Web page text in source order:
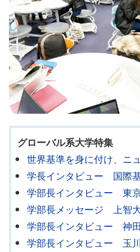
グローバル系大学特集
世界基準を身に付け、ニ
学長インタビュー 国際基
学部長インタビュー 東
学部長メッセージ 上智
学部長インタビュー 神
学部長インタビュー 玉